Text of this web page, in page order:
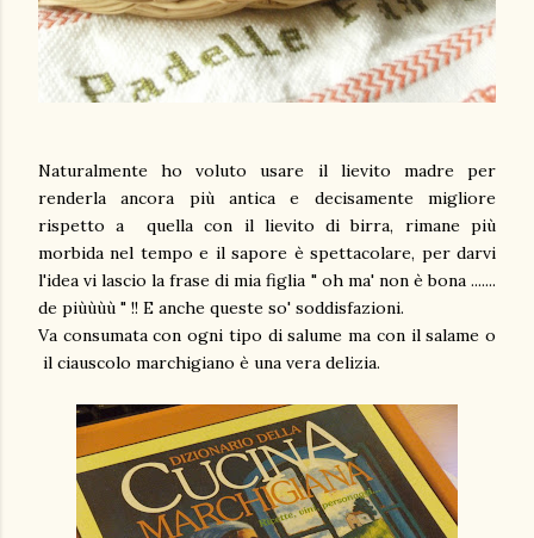
Naturalmente ho voluto usare il lievito madre per
renderla ancora più antica e decisamente migliore
rispetto a quella con il lievito di birra, rimane più
morbida nel tempo e il sapore è spettacolare, per darvi
l'idea vi lascio la frase di mia figlia " oh ma' non è bona .......
de piùùùù " !! E anche queste so' soddisfazioni.
Va consumata con ogni tipo di salume ma con il salame o
il ciauscolo marchigiano è una vera delizia.